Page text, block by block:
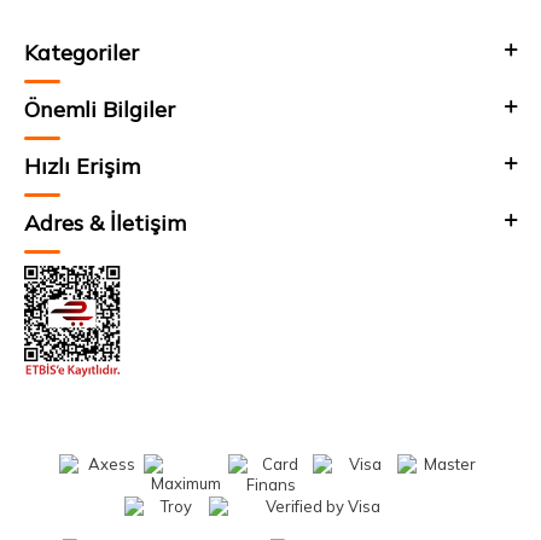
Kategoriler
Önemli Bilgiler
Hızlı Erişim
Adres & İletişim